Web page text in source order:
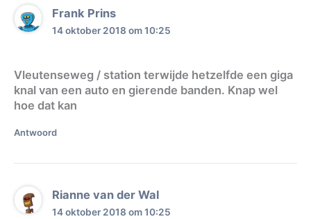
Frank Prins
14 oktober 2018 om 10:25
Vleutenseweg / station terwijde hetzelfde een giga
knal van een auto en gierende banden. Knap wel
hoe dat kan
Antwoord
Rianne van der Wal
14 oktober 2018 om 10:25